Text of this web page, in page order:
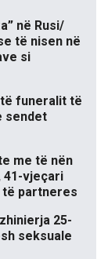
në Rusi/
të nisen në
si
funeralit të
sendet
me të nën
41-vjeçari
të partneres
25-
seksuale